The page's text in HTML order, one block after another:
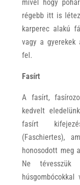
mivel hogy
régebb itt is
karperec alakú
vagy a
fel.
Fasírt
A fasírt,
kedvelt
fasírt
(Faschiertes),
honosodott meg
Ne